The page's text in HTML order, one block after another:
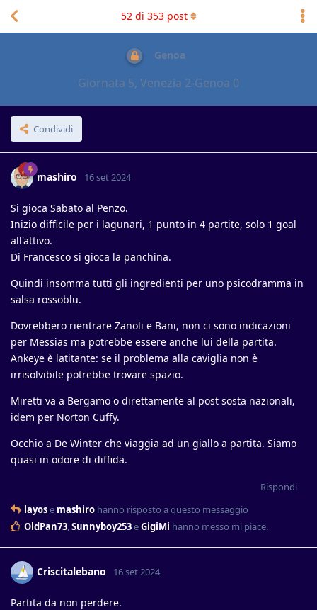
Genoa
Giornata 5, Venezia 2-Genoa 0
Condividi
52di 353post
mashiro 16 set 2024
Si gioca Sabato al Penzo.
Inizio difficile per i lagunari, 1 punto in 4 partite, solo 1 goal
all'attivo.
Di Francesco si gioca la panchina.
Quindi insomma tutti gli ingredienti per uno psicodramma in
salsa rossoblu.
Dovrebbero rientrare Zanoli e Bani, non ci sono indicazioni
per Messias ma potrebbe essere anche lui della partita.
Ankeye è latitante: se il problema alla caviglia non è
irrisolvibile potrebbe trovare spazio.
Miretti va a Bergamo o direttamente al post sosta nazionali,
idem per Norton Cuffy.
Occhio a De Winter che viaggia ad un giallo a partita. Siamo
quasi in odore di diffida.
Rispondi
layose mashiro hanno risposto a questo messaggio
OldPan73,Sunnyboy253eGigiMi hanno messo mi piace.
Criscitalebano 16 set 2024
Partita da non perdere.